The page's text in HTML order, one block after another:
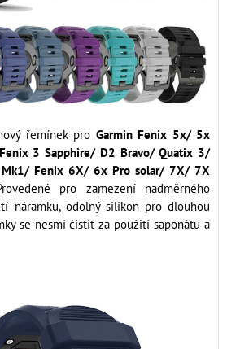
řemínek pro Garmin Fenix 5x/ 5x
3 Sapphire/ D2 Bravo/ Quatix 3/
Mk1/ Fenix 6X/ 6x Pro solar/ 7X/ 7X
pro zamezení nadměrného
náramku, odolný silikon pro dlouhou
se nesmí čistit za použití saponátu a